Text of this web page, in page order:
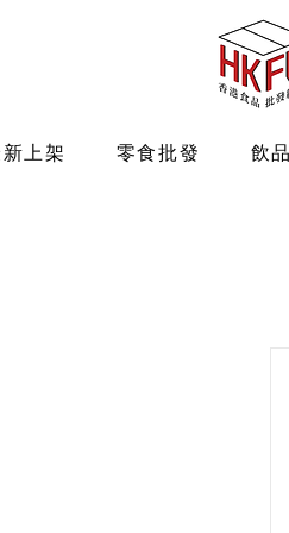
上架 零食批發 飲品